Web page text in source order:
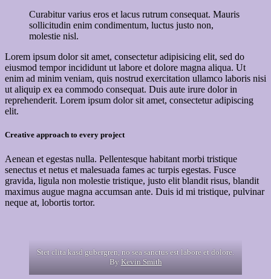
Curabitur varius eros et lacus rutrum consequat. Mauris
sollicitudin enim condimentum, luctus justo non,
molestie nisl.
Lorem ipsum dolor sit amet, consectetur adipisicing elit, sed do
eiusmod tempor incididunt ut labore et dolore magna aliqua. Ut
enim ad minim veniam, quis nostrud exercitation ullamco laboris nisi
ut aliquip ex ea commodo consequat. Duis aute irure dolor in
reprehenderit. Lorem ipsum dolor sit amet, consectetur adipiscing
elit.
Creative approach to every project
Aenean et egestas nulla. Pellentesque habitant morbi tristique
senectus et netus et malesuada fames ac turpis egestas. Fusce
gravida, ligula non molestie tristique, justo elit blandit risus, blandit
maximus augue magna accumsan ante. Duis id mi tristique, pulvinar
neque at, lobortis tortor.
Stet clita kasd gubergren, no sea sanctus est labore et dolore.
By Kevin Smith